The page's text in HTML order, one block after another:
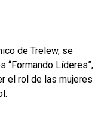
de Trelew, se
“Formando Líderes”,
el rol de las mujeres